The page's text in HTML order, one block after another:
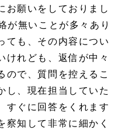
お願いをしておりまし
が無いことが多々あり
ても、その内容につい
けれども、返信が中々
ので、質問を控えるこ
し、現在担当していた
すぐに回答をくれます
察知して非常に細かく